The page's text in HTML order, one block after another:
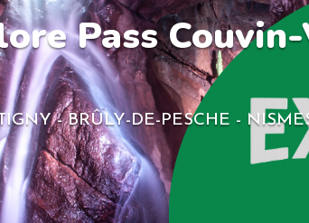
Pass
- BRÛLY-DE-PESCHE -